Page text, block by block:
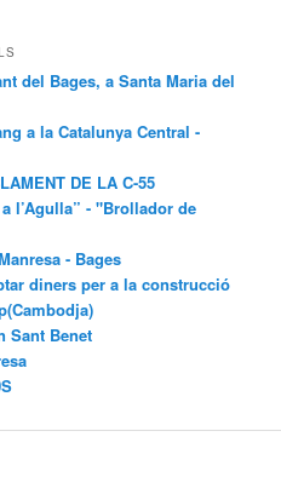
del Bages, a Santa Maria del
a la Catalunya Central -
DE LA C-55
l’Agulla” - "Brollador de
- Bages
diners per a la construcció
Sant Benet